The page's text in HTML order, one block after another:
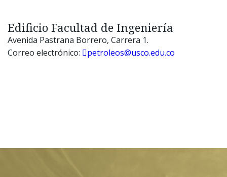
Edificio Facultad de Ingeniería
Avenida Pastrana Borrero, Carrera 1.
Correo electrónico:
petroleos@usco.edu.co